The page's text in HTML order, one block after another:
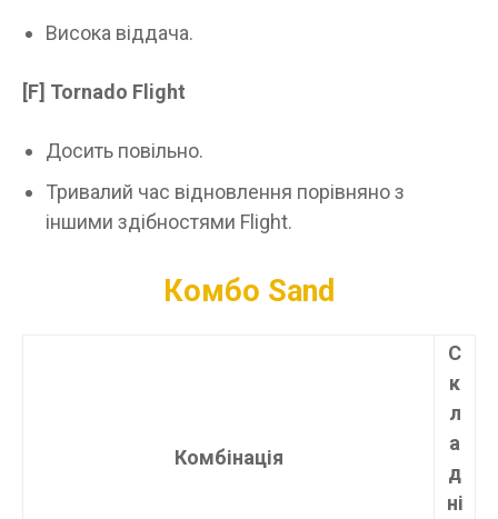
Висока віддача.
[F] Tornado Flight
Досить повільно.
Тривалий час відновлення порівняно з
іншими здібностями Flight.
Комбо Sand
Комбінація
С
к
л
а
д
ні